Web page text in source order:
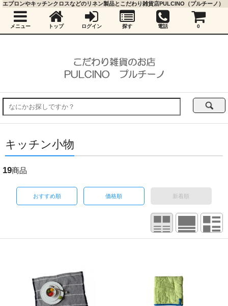
キッチン小物
19商品
おすすめ順 価格順 新着順
エプロンやキッチンクロスなどのリネン製品とこだわり雑貨店PULCINO（プルチーノ）
メニュー トップ ログイン 探す 電話 0